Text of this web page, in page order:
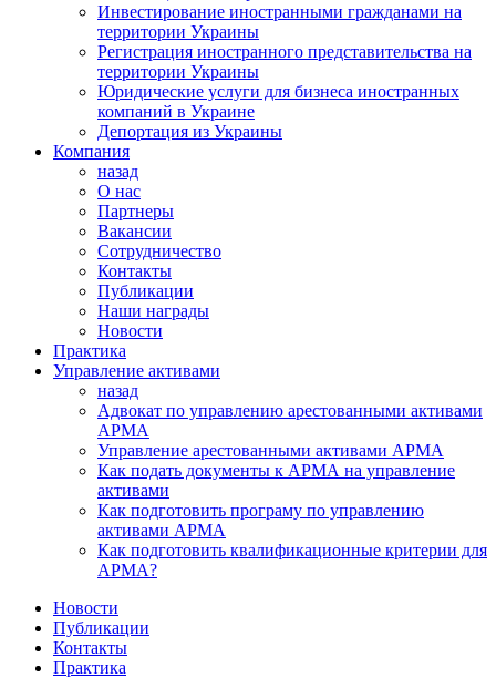
Инвестирование иностранными гражданами на
территории Украины
Регистрация иностранного представительства на
территории Украины
Юридические услуги для бизнеса иностранных
компаний в Украине
Депортация из Украины
Компания
назад
О нас
Партнеры
Вакансии
Сотрудничество
Контакты
Публикации
Наши награды
Новости
Практика
Управление активами
назад
Адвокат по управлению арестованными активами
АРМА
Управление арестованными активами АРМА
Как подать документы к АРМА на управление
активами
Как подготовить програму по управлению
активами АРМА
Как подготовить квалификационные критерии для
АРМА?
Новости
Публикации
Контакты
Практика